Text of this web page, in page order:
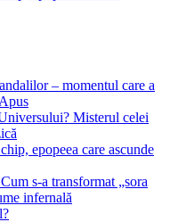
– momentul care a
Misterul celei
epopeea care ascunde
s-a transformat „sora
infernală